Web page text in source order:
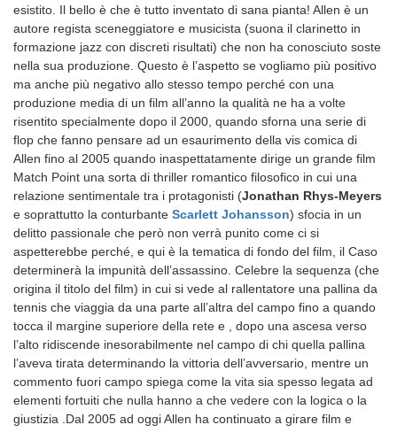
esistito. Il bello è che è tutto inventato di sana pianta! Allen è un
autore regista sceneggiatore e musicista (suona il clarinetto in
formazione jazz con discreti risultati) che non ha conosciuto soste
nella sua produzione. Questo è l’aspetto se vogliamo più positivo
ma anche più negativo allo stesso tempo perché con una
produzione media di un film all’anno la qualità ne ha a volte
risentito specialmente dopo il 2000, quando sforna una serie di
flop che fanno pensare ad un esaurimento della vis comica di
Allen fino al 2005 quando inaspettatamente dirige un grande film
Match Point una sorta di thriller romantico filosofico in cui una
relazione sentimentale tra i protagonisti (Jonathan Rhys-Meyers
e soprattutto la conturbante Scarlett Johansson) sfocia in un
delitto passionale che però non verrà punito come ci si
aspetterebbe perché, e qui è la tematica di fondo del film, il Caso
determinerà la impunità dell’assassino. Celebre la sequenza (che
origina il titolo del film) in cui si vede al rallentatore una pallina da
tennis che viaggia da una parte all’altra del campo fino a quando
tocca il margine superiore della rete e , dopo una ascesa verso
l’alto ridiscende inesorabilmente nel campo di chi quella pallina
l’aveva tirata determinando la vittoria dell’avversario, mentre un
commento fuori campo spiega come la vita sia spesso legata ad
elementi fortuiti che nulla hanno a che vedere con la logica o la
giustizia .Dal 2005 ad oggi Allen ha continuato a girare film e